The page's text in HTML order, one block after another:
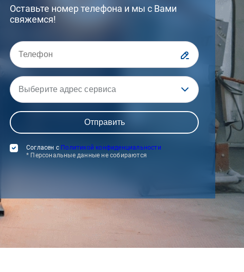
Оставьте номер телефона и мы с Вами
свяжемся!
Выберите адрес сервиса
Согласен с Политикой конфиденциальности
* Персональные данные не собираются